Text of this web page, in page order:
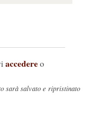
accedereo
sarà salvato e ripristinato